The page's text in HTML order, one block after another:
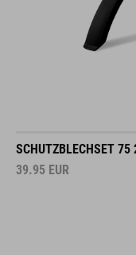
SCHUTZBLECHSET
39.95 EUR